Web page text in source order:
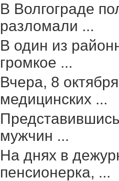
В Волгограде
разломали ...
В один из
громкое ...
Вчера, 8
медицинских ...
мужчин ...
На днях в
пенсионерка, ...